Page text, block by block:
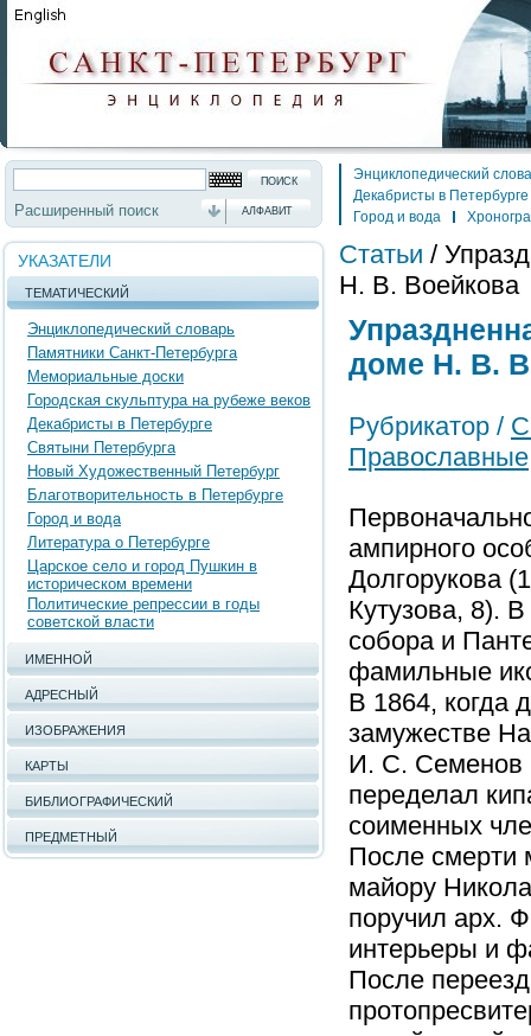
Расширенный поиск АЛФАВИТ
УКАЗАТЕЛИ
ТЕМАТИЧЕСКИЙ
Энциклопедический словарь
Памятники Санкт-Петербурга
Мемориальные доски
Городская скульптура на рубеже веков
Декабристы в Петербурге
Святыни Петербурга
Новый Художественный Петербург
Благотворительность в Петербурге
Город и вода
Литература о Петербурге
Царское село и город Пушкин в
историческом времени
Политические репрессии в годы
советской власти
ИМЕННОЙ
АДРЕСНЫЙ
ИЗОБРАЖЕНИЯ
КАРТЫ
БИБЛИОГРАФИЧЕСКИЙ
ПРЕДМЕТНЫЙ
Энциклопедический
Декабристы в Петербурге
Город и вода
Статьи /
Н. В. Воейкова
доме Н. В.
Рубрикатор /
Православные
ампирного
Долгорукова
Кутузова, 8).
собора и
фамильные
В 1864, когда
замужестве
И. С. Семенов
переделал
соименных
После смерти
майору
поручил арх.
интерьеры и
После